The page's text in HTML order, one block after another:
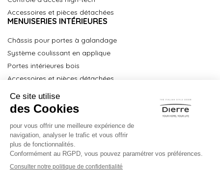
Accessoires et pièces détachées
MENUISERIES INTÉRIEURES
Châssis pour portes à galandage
Système coulissant en applique
Portes intérieures bois
Accessoires et pièces détachées
Partenaires Key Point
Partenaires Technical Service
Centre de formation